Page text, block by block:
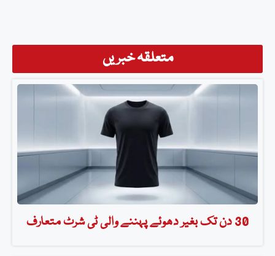
متعلقہ خبریں
30 دن تک بغیر دھوئے پہننے والی ٹی شرٹ متعارف